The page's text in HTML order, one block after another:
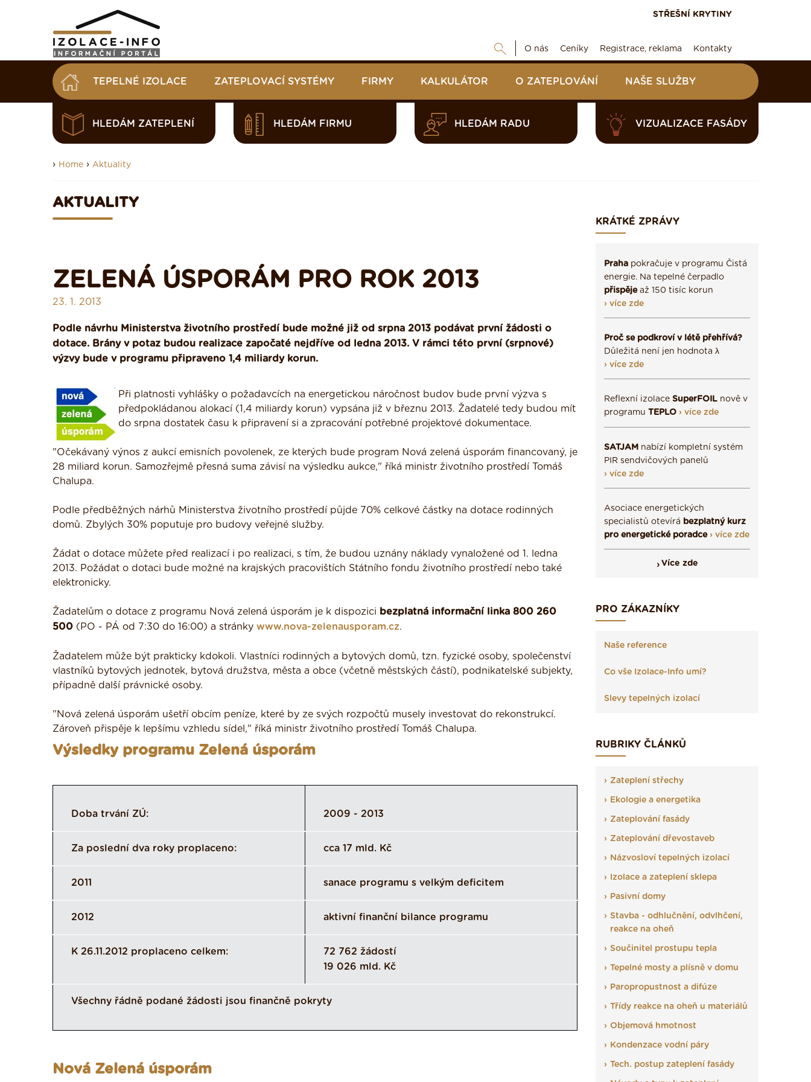
STŘEŠNÍ KRYTINY
O nás Ceníky Registrace, reklama Kontakty
TEPELNÉ IZOLACE ZATEPLOVACÍ SYSTÉMY FIRMY KALKULÁTOR O ZATEPLOVÁNÍ NAŠE SLUŽBY
HLEDÁM ZATEPLENÍ HLEDÁM FIRMU HLEDÁM RADU VIZUALIZACE FASÁDY
› Home › Aktuality
AKTUALITY
ZELENÁ ÚSPORÁM PRO ROK 2013
23. 1. 2013
Podle návrhu Ministerstva životního prostředí bude možné již od srpna 2013 podávat první žádosti o
dotace. Brány v potaz budou realizace započaté nejdříve od ledna 2013. V rámci této první (srpnové)
výzvy bude v programu připraveno 1,4 miliardy korun.
Při platnosti vyhlášky o požadavcích na energetickou náročnost budov bude první výzva s
předpokládanou alokací (1,4 miliardy korun) vypsána již v březnu 2013. Žadatelé tedy budou mít
do srpna dostatek času k připravení si a zpracování potřebné projektové dokumentace.
"Očekávaný výnos z aukcí emisních povolenek, ze kterých bude program Nová zelená úsporám financovaný, je
28 miliard korun. Samozřejmě přesná suma závisí na výsledku aukce," říká ministr životního prostředí Tomáš
Chalupa.
Podle předběžných nárhů Ministerstva životního prostředí půjde 70% celkové částky na dotace rodinných
domů. Zbylých 30% poputuje pro budovy veřejné služby.
Žádat o dotace můžete před realizací i po realizaci, s tím, že budou uznány náklady vynaložené od 1. ledna
2013. Požádat o dotaci bude možné na krajských pracovištích Státního fondu životního prostředí nebo také
elektronicky.
Žadatelům o dotace z programu Nová zelená úsporám je k dispozici bezplatná informační linka 800 260
500 (PO - PÁ od 7:30 do 16:00) a stránky www.nova-zelenausporam.cz.
Žadatelem může být prakticky kdokoli. Vlastníci rodinných a bytových domů, tzn. fyzické osoby, společenství
vlastníků bytových jednotek, bytová družstva, města a obce (včetně městských částí), podnikatelské subjekty,
případně další právnické osoby.
"Nová zelená úsporám ušetří obcím peníze, které by ze svých rozpočtů musely investovat do rekonstrukcí.
Zároveň přispěje k lepšímu vzhledu sídel," říká ministr životního prostředí Tomáš Chalupa.
Výsledky programu Zelená úsporám
Doba trvání ZÚ: 2009 - 2013
Za poslední dva roky proplaceno: cca 17 mld. Kč
2011 sanace programu s velkým deficitem
2012 aktivní finanční bilance programu
K 26.11.2012 proplaceno celkem:
72 762 žádostí
19 026 mld. Kč
Všechny řádně podané žádosti jsou finančně pokryty
Nová Zelená úsporám
KRÁTKÉ ZPRÁVY
Praha pokračuje v programu Čistá
energie. Na tepelné čerpadlo
přispějeaž 150 tisíc korun
› více zde
Proč se podkroví v létě přehřívá?
Důležitá není jen hodnota λ
› více zde
Reflexní izolace SuperFOIL nově v
programu TEPLO › více zde
SATJAM nabízí kompletní systém
PIR sendvičových panelů
› více zde
Asociace energetických
specialistů otevírá bezplatný kurz
pro energetické poradce › více zde
Více zde
PRO ZÁKAZNÍKY
Naše reference
Co vše Izolace-Info umí?
Slevy tepelných izolací
RUBRIKY ČLÁNKŮ
Zateplení střechy
Ekologie a energetika
Zateplování fasády
Zateplování dřevostaveb
Názvosloví tepelných izolací
Izolace a zateplení sklepa
Pasivní domy
Stavba - odhlučnění, odvlhčení,
reakce na oheň
Součinitel prostupu tepla
Tepelné mosty a plísně v domu
Paropropustnost a difúze
Třídy reakce na oheň u materiálů
Objemová hmotnost
Kondenzace vodní páry
Tech. postup zateplení fasády